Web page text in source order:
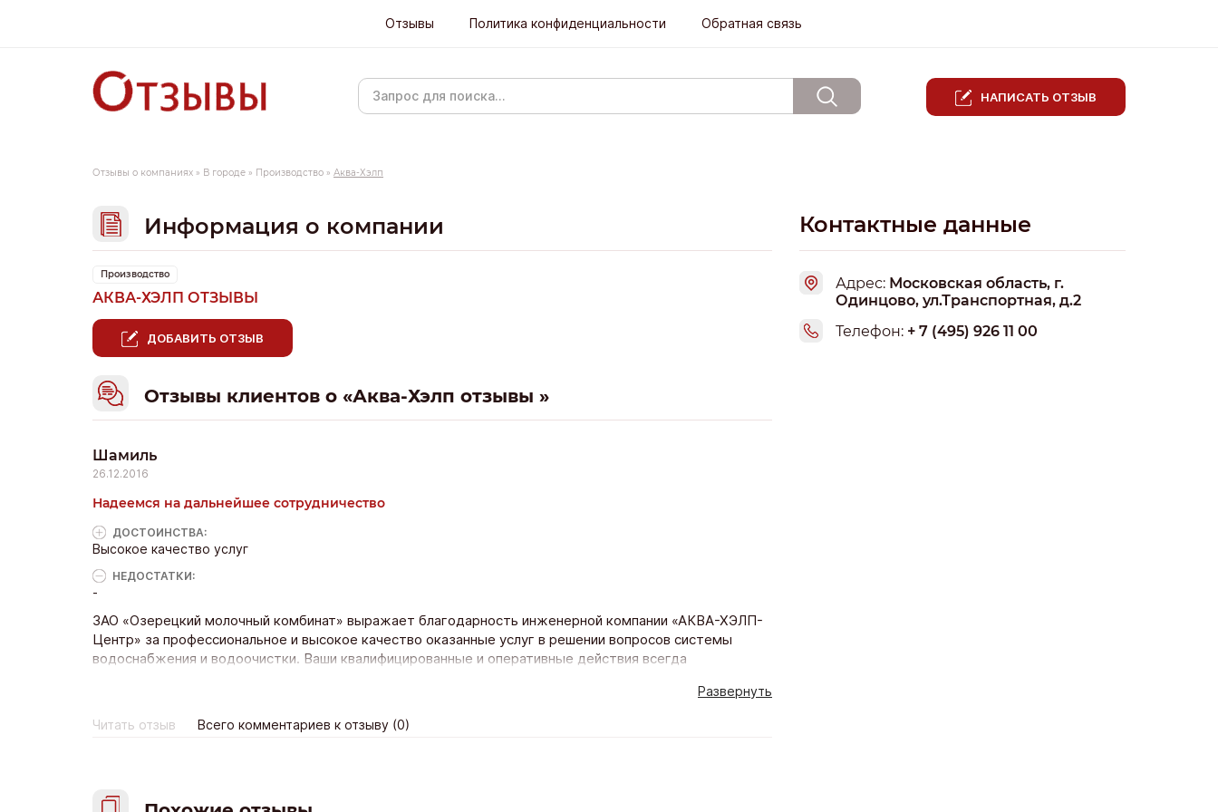
Отзывы Политика конфиденциальности Обратная связь
НАПИСАТЬ ОТЗЫВ
Отзывы о компаниях » В городе » Производство » Аква-Хэлп
Информация о компании
Производство
АКВА-ХЭЛП ОТЗЫВЫ
ДОБАВИТЬ ОТЗЫВ
Отзывы клиентов о «Аква-Хэлп отзывы »
Шамиль
26.12.2016
Надеемся на дальнейшее сотрудничество
ДОСТОИНCТВА:
Высокое качество услуг
НЕДОСТАТКИ:
-
ЗАО «Озерецкий молочный комбинат» выражает благодарность инженерной компании «АКВА-ХЭЛП-
Центр» за профессиональное и высокое качество оказанные услуг в решении вопросов системы
водоснабжения и водоочистки. Ваши квалифицированные и оперативные действия всегда
признательность и надеемся на дальнейшее сотрудничество. С уважением, Генеральный директор
ЗАО «Озерецкий молочный комбинат» Ш.Ш. Якубов
Развернуть
Читать отзыв Всего комментариев к отзыву (0)
Контактные данные
Адрес: Московская область, г.
Одинцово, ул.Транспортная, д.2
Телефон: + 7 (495) 926 11 00